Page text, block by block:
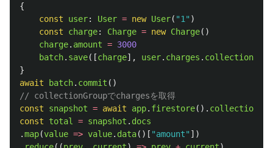
{
const
user: User = new User( "1 " )
const
charge: Charge = new Charge()
charge. amount = 3000
batch. save([charge], user. charges .
}
await
batch. commit ()
// collectionGroupでchargesを取得
const
snapshot = await app. firestore().
const
total = snapshot . docs
.map(value => value. data()[ "amount" ])